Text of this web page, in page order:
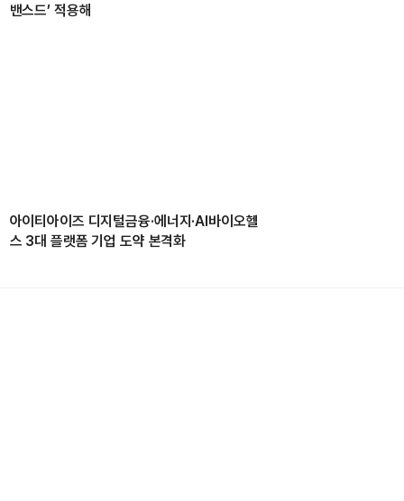
밴스드’ 적용해
아이티아이즈 디지털금융·에너지·AI바이오헬
스 3대 플랫폼 기업 도약 본격화